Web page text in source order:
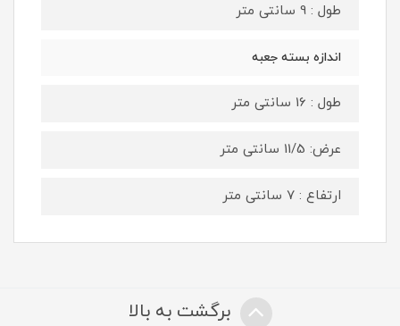
طول : 9 سانتی متر
اندازه بسته جعبه
طول : 16 سانتی متر
عرض: 11/5 سانتی متر
ارتفاع : 7 سانتی متر
برگشت به بالا